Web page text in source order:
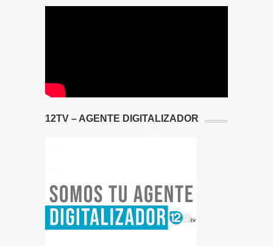
12TV – AGENTE DIGITALIZADOR